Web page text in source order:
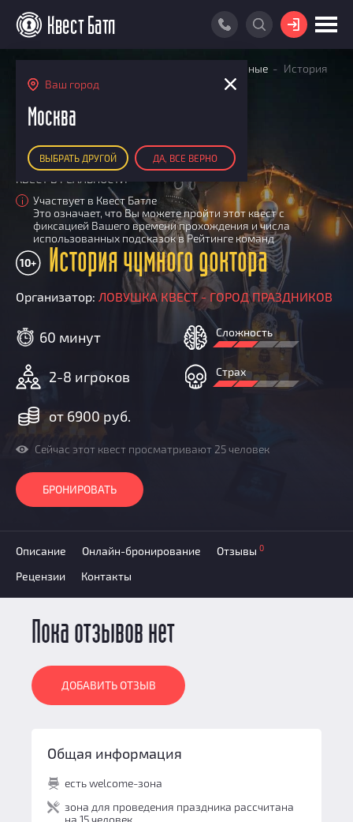
Ваш город
Москва
ВЫБРАТЬ ДРУГОЙ ДА, ВСЕ ВЕРНО
ВОЙТИ
КАРТА КВЕСТОВ
РЕЙТИНГ КОМАНД
Итоговый рейтинг
По количеству очков
По качеству игры
Список команд
ПОИСК КОМАНДЫ
КВЕСТ БАТЛ
Cashback
Как подсчитываются рейтинги
Новости
Партнерам
КВЕСТ В ПОДАРОК
Квесты детективные
История
чумного доктора
КВЕСТ В РЕАЛЬНОСТИ
i
Участвует в Квест Батле
Это означает, что Вы можете пройти этот квест с
фиксацией Вашего времени прохождения и числа
использованных подсказок в Рейтинге команд
История чумного доктора
10+
Организатор: ЛОВУШКА КВЕСТ - ГОРОД ПРАЗДНИКОВ
60 минут
2-8 игроков
от 6900 руб.
Сложность
Страх
Сейчас этот квест просматривают 25 человек
БРОНИРОВАТЬ
Описание Онлайн-бронирование Отзывы 0
Рецензии Контакты
Пока отзывов нет
ДОБАВИТЬ ОТЗЫВ
Общая информация
есть welcome-зона
зона для проведения праздника рассчитана
на 15 человек